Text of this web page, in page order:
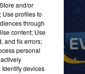
and/or
profiles to
through
content; Use
and fix errors;
personal
devices